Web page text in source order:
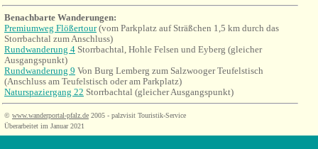
Benachbarte Wanderungen:
Premiumweg Flößertour(vom Parkplatz auf Sträßchen 1,5 km durch das
Storrbachtal zum Anschluss)
Rundwanderung 4 Storrbachtal, Hohle Felsen und Eyberg (gleicher
Ausgangspunkt)
Rundwanderung 9 Von Burg Lemberg zum Salzwooger Teufelstisch
(Anschluss am Teufelstisch oder am Parkplatz)
Naturspaziergang 22 Storrbachtal (gleicher Ausgangspunkt)
© www.wanderportal-pfalz.de 2005 - palzvisit Touristik-Service
Überarbeitet im Januar 2021